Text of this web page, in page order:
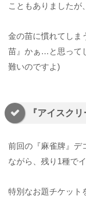
こともありましたが
金の苗に慣れてしま
苗』かぁ…と思って
難いのですよ)
『アイスク
前回の『麻雀牌』デ
ながら、残り1種で
特別なお題チケット